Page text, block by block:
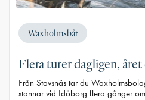
Waxholmsbåt
Flera turer dagligen,
Från Stavsnäs tar du
stannar vid Idöborg flera gånger